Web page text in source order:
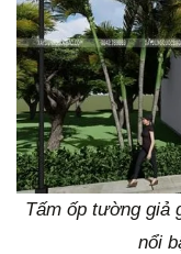
Tấm ốp tường giả
nổi